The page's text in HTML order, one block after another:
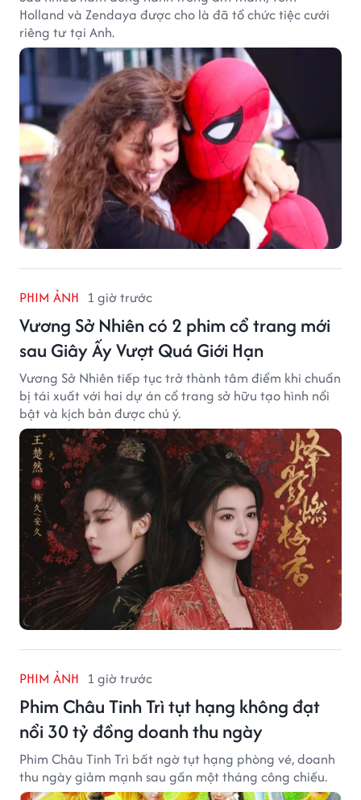
Holland và Zendaya được cho là đã tổ chức tiệc cưới
riêng tư tại Anh.
PHIM ẢNH 1 giờ trước
Vương Sở Nhiên có 2 phim cổ trang mới
sau Giây Ấy Vượt Quá Giới Hạn
Vương Sở Nhiên tiếp tục trở thành tâm điểm khi chuẩn
bị tái xuất với hai dự án cổ trang sở hữu tạo hình nổi
bật và kịch bản được chú ý.
PHIM ẢNH 1 giờ trước
Phim Châu Tinh Trì tụt hạng không đạt
nổi 30 tỷ đồng doanh thu ngày
Phim Châu Tinh Trì bất ngờ tụt hạng phòng vé, doanh
thu ngày giảm mạnh sau gần một tháng công chiếu.